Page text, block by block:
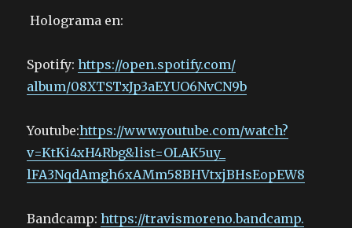
Holograma en:
Spotify:https://open.spotify.com/
album/08XTSTxJp3aEYUO6NvCN9b
Youtube:https://www.youtube.com/watch?
v=KtKi4xH4Rbg&list=OLAK5uy_
lFA3NqdAmgh6xAMm58BHVtxjBHsEopEW8
Bandcamp:https://travismoreno.bandcamp.